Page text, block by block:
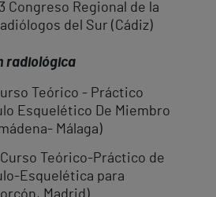
Congreso Regional de la
del Sur (Cádiz)
radiológica
Teórico - Práctico
Esquelético De Miembro
Málaga)
Teórico-Práctico de
Esquelética para